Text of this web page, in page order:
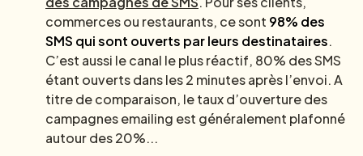
commerces ou restaurants, ce sont 98% des
SMS qui sont ouverts par leurs destinataires.
C’est aussi le canal le plus réactif, 80% des SMS
étant ouverts dans les 2 minutes après l’envoi. A
titre de comparaison, le taux d’ouverture des
campagnes emailing est généralement plafonné
autour des 20%...